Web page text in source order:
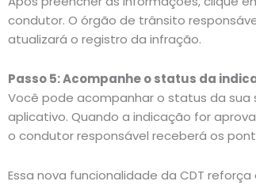
condutor. O órgão de trânsito
atualizará o registro da infração.
Passo 5: Acompanhe o status da
Você pode acompanhar o status da sua
aplicativo. Quando a indicação for
o condutor responsável receberá os
Essa nova funcionalidade da CDT